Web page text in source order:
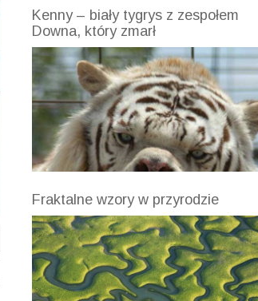
Kenny – biały tygrys z zespołem
Downa, który zmarł
Fraktalne wzory w przyrodzie